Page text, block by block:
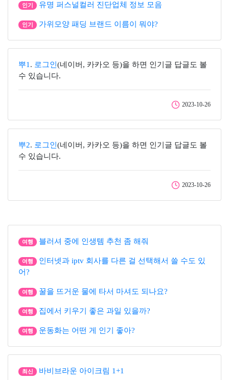
인기 유명 퍼스널컬러 진단업체 정보 모음
인기 가위모양 패딩 브랜드 이름이 뭐야?
뿌1 . 로그인 (네이버, 카카오 등)을 하면 인기글 답글도 볼
수 있습니다.
2023-10-26
뿌2. 로그인 (네이버, 카카오 등)을 하면 인기글 답글도 볼
수 있습니다.
2023-10-26
여행 블러셔 중에 인생템 추천 좀 해줘
여행
인터넷과 iptv 회사를 다른 걸 선택해서 쓸 수도 있
어?
여행 꿀을 뜨거운 물에 타서 마셔도 되나요?
여행 집에서 키우기 좋은 과일 있을까?
여행 운동화는 어떤 게 인기 좋아?
최신 바비브라운 아이크림 1+1